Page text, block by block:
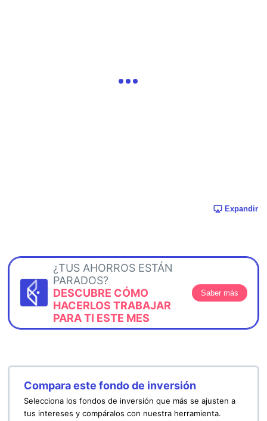
Expandir
¿TUS AHORROS ESTÁN
PARADOS?
DESCUBRE CÓMO
HACERLOS TRABAJAR
PARA TI ESTE MES
Saber más
Compara este fondo de inversión
Selecciona los fondos de inversión que más se ajusten a
tus intereses y compáralos con nuestra herramienta.